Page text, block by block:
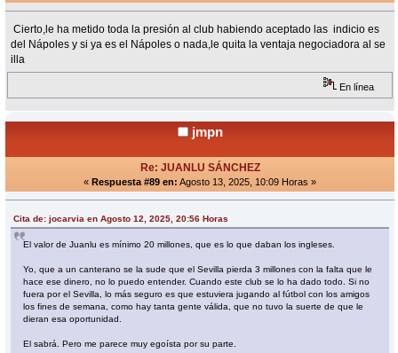
Cierto,le ha metido toda la presión al club habiendo aceptado las indicio es
del Nápoles y si ya es el Nápoles o nada,le quita la ventaja negociadora al se
illa
En línea
jmpn
Re: JUANLU SÁNCHEZ
« Respuesta #89 en: Agosto 13, 2025, 10:09 Horas »
Cita de: jocarvia en Agosto 12, 2025, 20:56 Horas
El valor de Juanlu es mínimo 20 millones, que es lo que daban los ingleses.
Yo, que a un canterano se la sude que el Sevilla pierda 3 millones con la falta que le
hace ese dinero, no lo puedo entender. Cuando este club se lo ha dado todo. Si no
fuera por el Sevilla, lo más seguro es que estuviera jugando al fútbol con los amigos
los fines de semana, como hay tanta gente válida, que no tuvo la suerte de que le
dieran esa oportunidad.
El sabrá. Pero me parece muy egoísta por su parte.